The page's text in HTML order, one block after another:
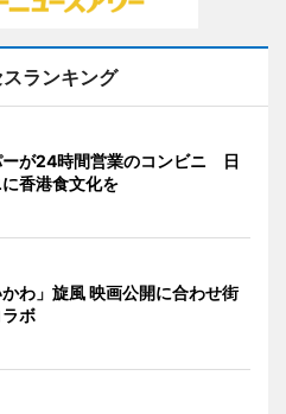
ランキング
ーが24時間営業のコンビニ 日
香港食文化を
わ」旋風 映画公開に合わせ街
ボ